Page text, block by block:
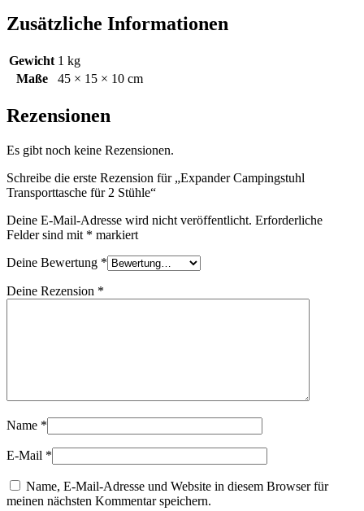
Zusätzliche Informationen
Gewicht 1 kg
Maße
45 × 15 × 10 cm
Rezensionen
Es gibt noch keine Rezensionen.
Schreibe die erste Rezension für „Expander Campingstuhl
Transporttasche für 2 Stühle“
Deine E-Mail-Adresse wird nicht veröffentlicht. Erforderliche
Felder sind mit * markiert
Deine Bewertung *
Deine Rezension *
Name *
E-Mail *
Name, E-Mail-Adresse und Website in diesem Browser für
meinen nächsten Kommentar speichern.